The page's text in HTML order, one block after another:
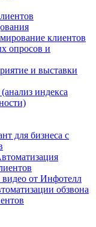
клиентов
опросов и
и выставки
индекса
для бизнеса с
видео от Инфотелл
обзвона